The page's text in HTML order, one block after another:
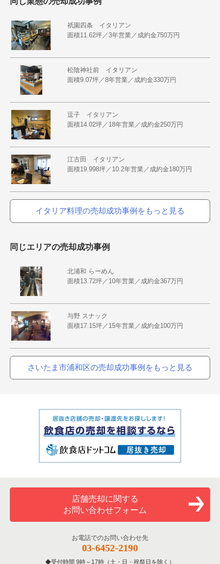
祇園四条 イタリアン
面積11.62坪／3年営業／成約金750万円
松陰神社前 イタリアン
面積9.07坪／8年営業／成約金330万円
逗子 イタリアン
面積14.02坪／18年営業／成約金250万円
江古田 イタリアン
面積19.998坪／10.2年営業／成約金180万円
イタリア料理の売却成功事例をもっと見る
同じエリアの売却成功事例
北浦和 らーめん
面積13.72坪／10年営業／成約金367万円
与野 スナック
面積17.15坪／15年営業／成約金100万円
さいたま市浦和区の売却成功事例をもっと見る
店舗売却に関する
お問い合わせフォーム
お電話でのお問い合わせ先
03-6452-2190
受付時間 9時～17時（土・日・祝祭日を除く）